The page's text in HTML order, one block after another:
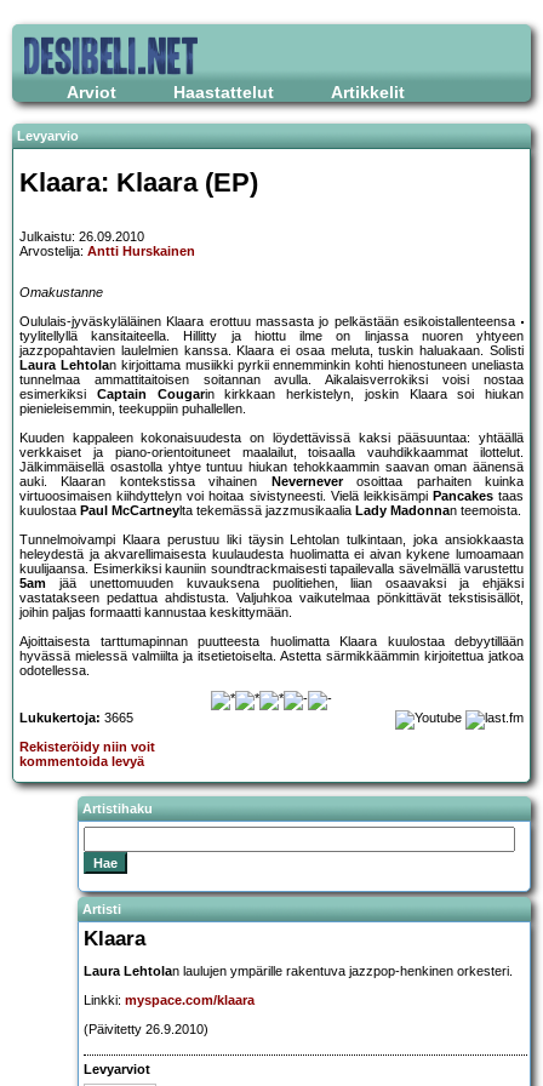
Arviot Haastattelut Artikkelit
Levyarvio
Klaara: Klaara (EP)
Julkaistu: 26.09.2010
Arvostelija: Antti Hurskainen
Omakustanne
Oululais-jyväskyläläinen Klaara erottuu massasta jo pelkästään esikoistallenteensa
tyylitellyllä kansitaiteella. Hillitty ja hiottu ilme on linjassa nuoren yhtyeen
jazzpopahtavien laulelmien kanssa. Klaara ei osaa meluta, tuskin haluakaan. Solisti
Laura Lehtolan kirjoittama musiikki pyrkii ennemminkin kohti hienostuneen uneliasta
tunnelmaa ammattitaitoisen soitannan avulla. Aikalaisverrokiksi voisi nostaa
esimerkiksi Captain Cougarin kirkkaan herkistelyn, joskin Klaara soi hiukan
pienieleisemmin, teekuppiin puhallellen.
Kuuden kappaleen kokonaisuudesta on löydettävissä kaksi pääsuuntaa: yhtäällä
verkkaiset ja piano-orientoituneet maalailut, toisaalla vauhdikkaammat ilottelut.
Jälkimmäisellä osastolla yhtye tuntuu hiukan tehokkaammin saavan oman äänensä
auki. Klaaran kontekstissa vihainen
Neverneverosoittaa parhaiten kuinka
virtuoosimaisen kiihdyttelyn voi hoitaa sivistyneesti. Vielä leikkisämpi Pancakestaas
kuulostaa Paul McCartneylta tekemässä jazzmusikaalia Lady Madonnan teemoista.
Tunnelmoivampi Klaara perustuu liki täysin Lehtolan tulkintaan, joka ansiokkaasta
heleydestä ja akvarellimaisesta kuulaudesta huolimatta ei aivan kykene lumoamaan
kuulijaansa. Esimerkiksi kauniin soundtrackmaisesti tapailevalla sävelmällä varustettu
5am jää unettomuuden kuvauksena puolitiehen, liian osaavaksi ja ehjäksi
vastatakseen pedattua ahdistusta. Valjuhkoa vaikutelmaa pönkittävät tekstisisällöt,
joihin paljas formaatti kannustaa keskittymään.
Ajoittaisesta tarttumapinnan puutteesta huolimatta Klaara kuulostaa debyytillään
hyvässä mielessä valmiilta ja itsetietoiselta. Astetta särmikkäämmin kirjoitettua jatkoa
odotellessa.
Lukukertoja: 3665
Rekisteröidy niin voit
kommentoida levyä
Artistihaku
Artisti
Klaara
Laura Lehtolan laulujen ympärille rakentuva jazzpop-henkinen orkesteri.
Linkki: myspace.com/klaara
(Päivitetty 26.9.2010)
Levyarviot